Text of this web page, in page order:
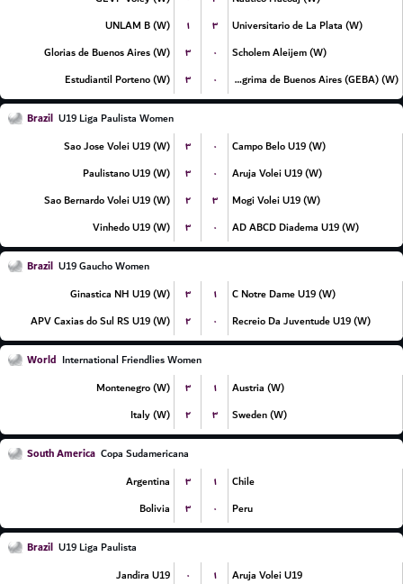
UNLAM B (W)
۱ ۳
Universitario de La Plata (W)
Glorias de Buenos Aires (W)
۳ ۰
Scholem Aleijem (W)
Estudiantil Porteno (W)
۳ ۰ Gimnasia y Esgrima de Buenos Aires (GEBA) (W)
Brazil U19 Liga Paulista Women
Sao Jose Volei U19 (W)
۳ ۰
Campo Belo U19 (W)
Paulistano U19 (W)
۳ ۰
Aruja Volei U19 (W)
Sao Bernardo Volei U19 (W)
۲ ۳
Mogi Volei U19 (W)
Vinhedo U19 (W)
۳ ۰ AD ABCD Diadema U19 (W)
Brazil U19 Gaucho Women
Ginastica NH U19 (W)
۳ ۱
C Notre Dame U19 (W)
APV Caxias do Sul RS U19 (W)
۲ ۰ Recreio Da Juventude U19 (W)
World International Friendlies Women
Montenegro (W)
۳ ۱
Austria (W)
Italy (W)
۲ ۳ Sweden (W)
South America Copa Sudamericana
Argentina
۳ ۱
Chile
Bolivia
۳ ۰ Peru
Brazil U19 Liga Paulista
Jandira U19
۰ ۱ Aruja Volei U19